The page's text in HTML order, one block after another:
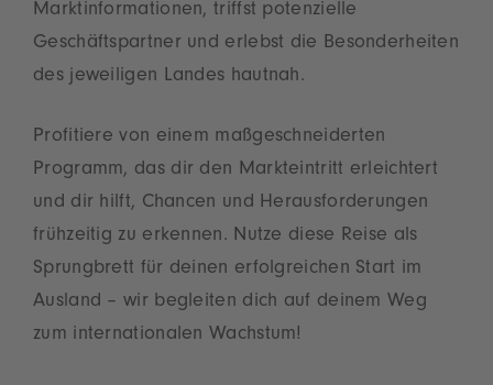
Marktinformationen, triffst potenzielle
Geschäftspartner und erlebst die Besonderheiten
des jeweiligen Landes hautnah.
Profitiere von einem maßgeschneiderten
Programm, das dir den Markteintritt erleichtert
und dir hilft, Chancen und Herausforderungen
frühzeitig zu erkennen. Nutze diese Reise als
Sprungbrett für deinen erfolgreichen Start im
Ausland – wir begleiten dich auf deinem Weg
zum internationalen Wachstum!